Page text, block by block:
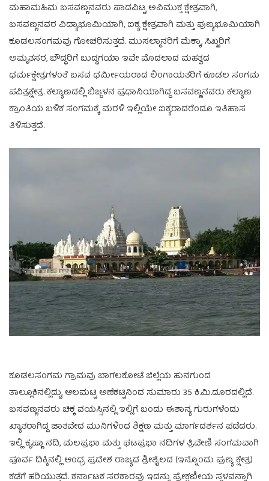
ಮಹಾಮಹಿಮ ಬಸವಣ್ಣನವರು ಪಾದವಿಟ್ಟ ಅವಿಮುಕ್ತ ಕ್ಷೇತ್ರವಾಗಿ,
ಬಸವಣ್ಣನವರ ವಿದ್ಯಾಭೂಮಿಯಾಗಿ, ಐಕ್ಯ ಕ್ಷೇತ್ರವಾಗಿ ಮತ್ತು ಪುಣ್ಯಭೂಮಿಯಾಗಿ
ಕೂಡಲಸಂಗಮವು ಗೋಚರಿಸುತ್ತದೆ. ಮುಸಲ್ಮಾನರಿಗೆ ಮೆಕ್ಕಾ, ಸಿಖ್ಖರಿಗೆ
ಅಮೃತಸರ, ಬೌದ್ಧರಿಗೆ ಬುದ್ಧಗಯಾ ಇವೇ ಮೊದಲಾದ ಮಹತ್ವದ
ಧರ್ಮಕ್ಷೇತ್ರಗಳಂತೆ ಬಸವ ಧರ್ಮೀಯರಾದ ಲಿಂಗಾಯತರಿಗೆ ಕೂಡಲ ಸಂಗಮ
ಪವಿತ್ರಕ್ಷೇತ್ರ. ಕಲ್ಯಾಣದಲ್ಲಿ ಬಿಜ್ಜಳನ ಪ್ರಧಾನಿಯಾಗಿದ್ದ ಬಸವಣ್ಣನವರು ಕಲ್ಯಾಣ
ಕ್ರಾಂತಿಯ ಬಳಿಕ ಸಂಗಮಕ್ಕೆ ಮರಳಿ ಇಲ್ಲಿಯೇ ಐಕ್ಯರಾದರೆಂದೂ ಇತಿಹಾಸ
ತಿಳಿಸುತ್ತದೆ.
ಕೂಡಲಸಂಗಮ ಗ್ರಾಮವು ಬಾಗಲಕೋಟೆ ಜಿಲ್ಲೆಯ ಹುನಗುಂದ
ತಾಲ್ಲೂಕಿನಲ್ಲಿದ್ದು, ಆಲಮಟ್ಟಿ ಅಣೆಕಟ್ಟಿನಿಂದ ಸುಮಾರು 35 ಕಿ.ಮಿ.ದೂರದಲ್ಲಿದೆ.
ಬಸವಣ್ಣನವರು ಚಿಕ್ಕ ವಯಸ್ಸಿನಲ್ಲಿ ಇಲ್ಲಿಗೆ ಬಂದು ಈಶಾನ್ಯ ಗುರುಗಳೆಂದು
ಖ್ಯಾತರಾಗಿದ್ದ ಜಾತವೇದ ಮುನಿಗಳಿಂದ ಶಿಕ್ಷಣ ಮತ್ತು ಮಾರ್ಗದರ್ಶನ ಪಡೆದರು.
ಇಲ್ಲಿ ಕೃಷ್ಣಾ ನದಿ, ಮಲಪ್ರಭಾ ಮತ್ತು ಘಟಪ್ರಭಾ ನದಿಗಳ ತ್ರಿವೇಣಿ ಸಂಗಮವಾಗಿ
ಪೂರ್ವ ದಿಕ್ಕಿನಲ್ಲಿ ಆಂಧ್ರ ಪ್ರದೇಶ ರಾಜ್ಯದ ಶ್ರೀಶೈಲದ (ಇನ್ನೊಂದು ಪುಣ್ಯ ಕ್ಷೇತ್ರ)
ಕಡೆಗೆ ಹರಿಯುತ್ತದೆ. ಕರ್ನಾಟಕ ಸರಕಾರವು ಇದನ್ನು ಪ್ರೇಕ್ಷಣೀಯ ಸ್ಥಳವನ್ನಾಗಿ